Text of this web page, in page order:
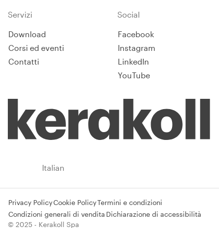
Servizi
Download
Corsi ed eventi
Contatti
Social
Facebook
Instagram
LinkedIn
YouTube
Italian
Privacy PolicyCookie PolicyTermini e condizioni
Condizioni generali di vendita Dichiarazione di accessibilità
© 2025 - Kerakoll Spa